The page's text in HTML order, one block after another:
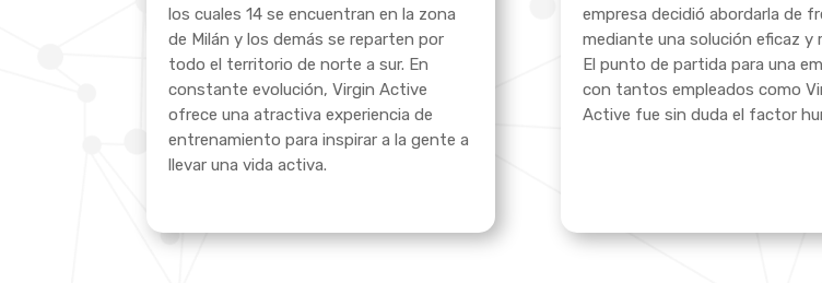
los cuales 14 se encuentran en la zona
de Milán y los demás se reparten por
todo el territorio de norte a sur. En
constante evolución, Virgin Active
ofrece una atractiva experiencia de
entrenamiento para inspirar a la gente a
llevar una vida activa.
empresa decidió abordarla de
mediante una solución eficaz y
El punto de partida para una
con tantos empleados como
Active fue sin duda el factor